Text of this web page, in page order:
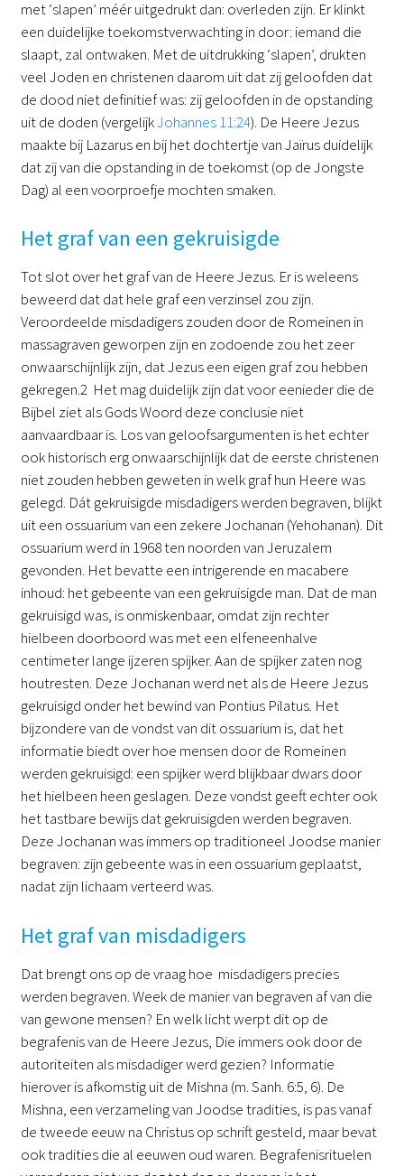
met ‘slapen’ méér uitgedrukt dan: overleden zijn. Er klinkt
een duidelijke toekomstverwachting in door: iemand die
slaapt, zal ontwaken. Met de uitdrukking ‘slapen’, drukten
veel Joden en christenen daarom uit dat zij geloofden dat
de dood niet definitief was: zij geloofden in de opstanding
uit de doden (vergelijkJohannes 11:24). De Heere Jezus
maakte bij Lazarus en bij het dochtertje van Jaïrus duidelijk
dat zij van die opstanding in de toekomst (op de Jongste
Dag) al een voorproefje mochten smaken.
Het graf van een gekruisigde
Tot slot over het graf van de Heere Jezus. Er is weleens
beweerd dat dat hele graf een verzinsel zou zijn.
Veroordeelde misdadigers zouden door de Romeinen in
massagraven geworpen zijn en zodoende zou het zeer
onwaarschijnlijk zijn, dat Jezus een eigen graf zou hebben
gekregen.2 Het mag duidelijk zijn dat voor eenieder die de
Bijbel ziet als Gods Woord deze conclusie niet
aanvaardbaar is. Los van geloofsargumenten is het echter
ook historisch erg onwaarschijnlijk dat de eerste christenen
niet zouden hebben geweten in welk graf hun Heere was
gelegd. Dát gekruisigde misdadigers werden begraven, blijkt
uit een ossuarium van een zekere Jochanan (Yehohanan). Dit
ossuarium werd in 1968 ten noorden van Jeruzalem
gevonden. Het bevatte een intrigerende en macabere
inhoud: het gebeente van een gekruisigde man. Dat de man
gekruisigd was, is onmiskenbaar, omdat zijn rechter
hielbeen doorboord was met een elfeneenhalve
centimeter lange ijzeren spijker. Aan de spijker zaten nog
houtresten. Deze Jochanan werd net als de Heere Jezus
gekruisigd onder het bewind van Pontius Pilatus. Het
bijzondere van de vondst van dit ossuarium is, dat het
informatie biedt over hoe mensen door de Romeinen
werden gekruisigd: een spijker werd blijkbaar dwars door
het hielbeen heen geslagen. Deze vondst geeft echter ook
het tastbare bewijs dat gekruisigden werden begraven.
Deze Jochanan was immers op traditioneel Joodse manier
begraven: zijn gebeente was in een ossuarium geplaatst,
nadat zijn lichaam verteerd was.
Het graf van misdadigers
Dat brengt ons op de vraag hoe misdadigers precies
werden begraven. Week de manier van begraven af van die
van gewone mensen? En welk licht werpt dit op de
begrafenis van de Heere Jezus, Die immers ook door de
autoriteiten als misdadiger werd gezien? Informatie
hierover is afkomstig uit de Mishna (m. Sanh. 6:5, 6). De
Mishna, een verzameling van Joodse tradities, is pas vanaf
de tweede eeuw na Christus op schrift gesteld, maar bevat
ook tradities die al eeuwen oud waren. Begrafenisrituelen